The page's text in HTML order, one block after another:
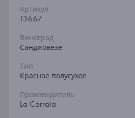
Артикул
13667
Виноград
Санджовезе
Тип
Красное полусухое
Производитель
La Carraia